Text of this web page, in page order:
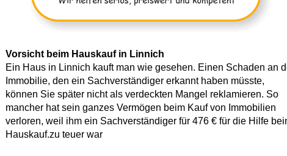
Vorsicht beim Hauskauf in Linnich
Ein Haus in Linnich kauft man wie gesehen. Einen Schaden an
Immobilie, den ein Sachverständiger erkannt haben müsste,
können Sie später nicht als verdeckten Mangel reklamieren. So
mancher hat sein ganzes Vermögen beim Kauf von Immobilien
verloren, weil ihm ein Sachverständiger für 476 € für die Hilfe
Hauskauf.zu teuer war